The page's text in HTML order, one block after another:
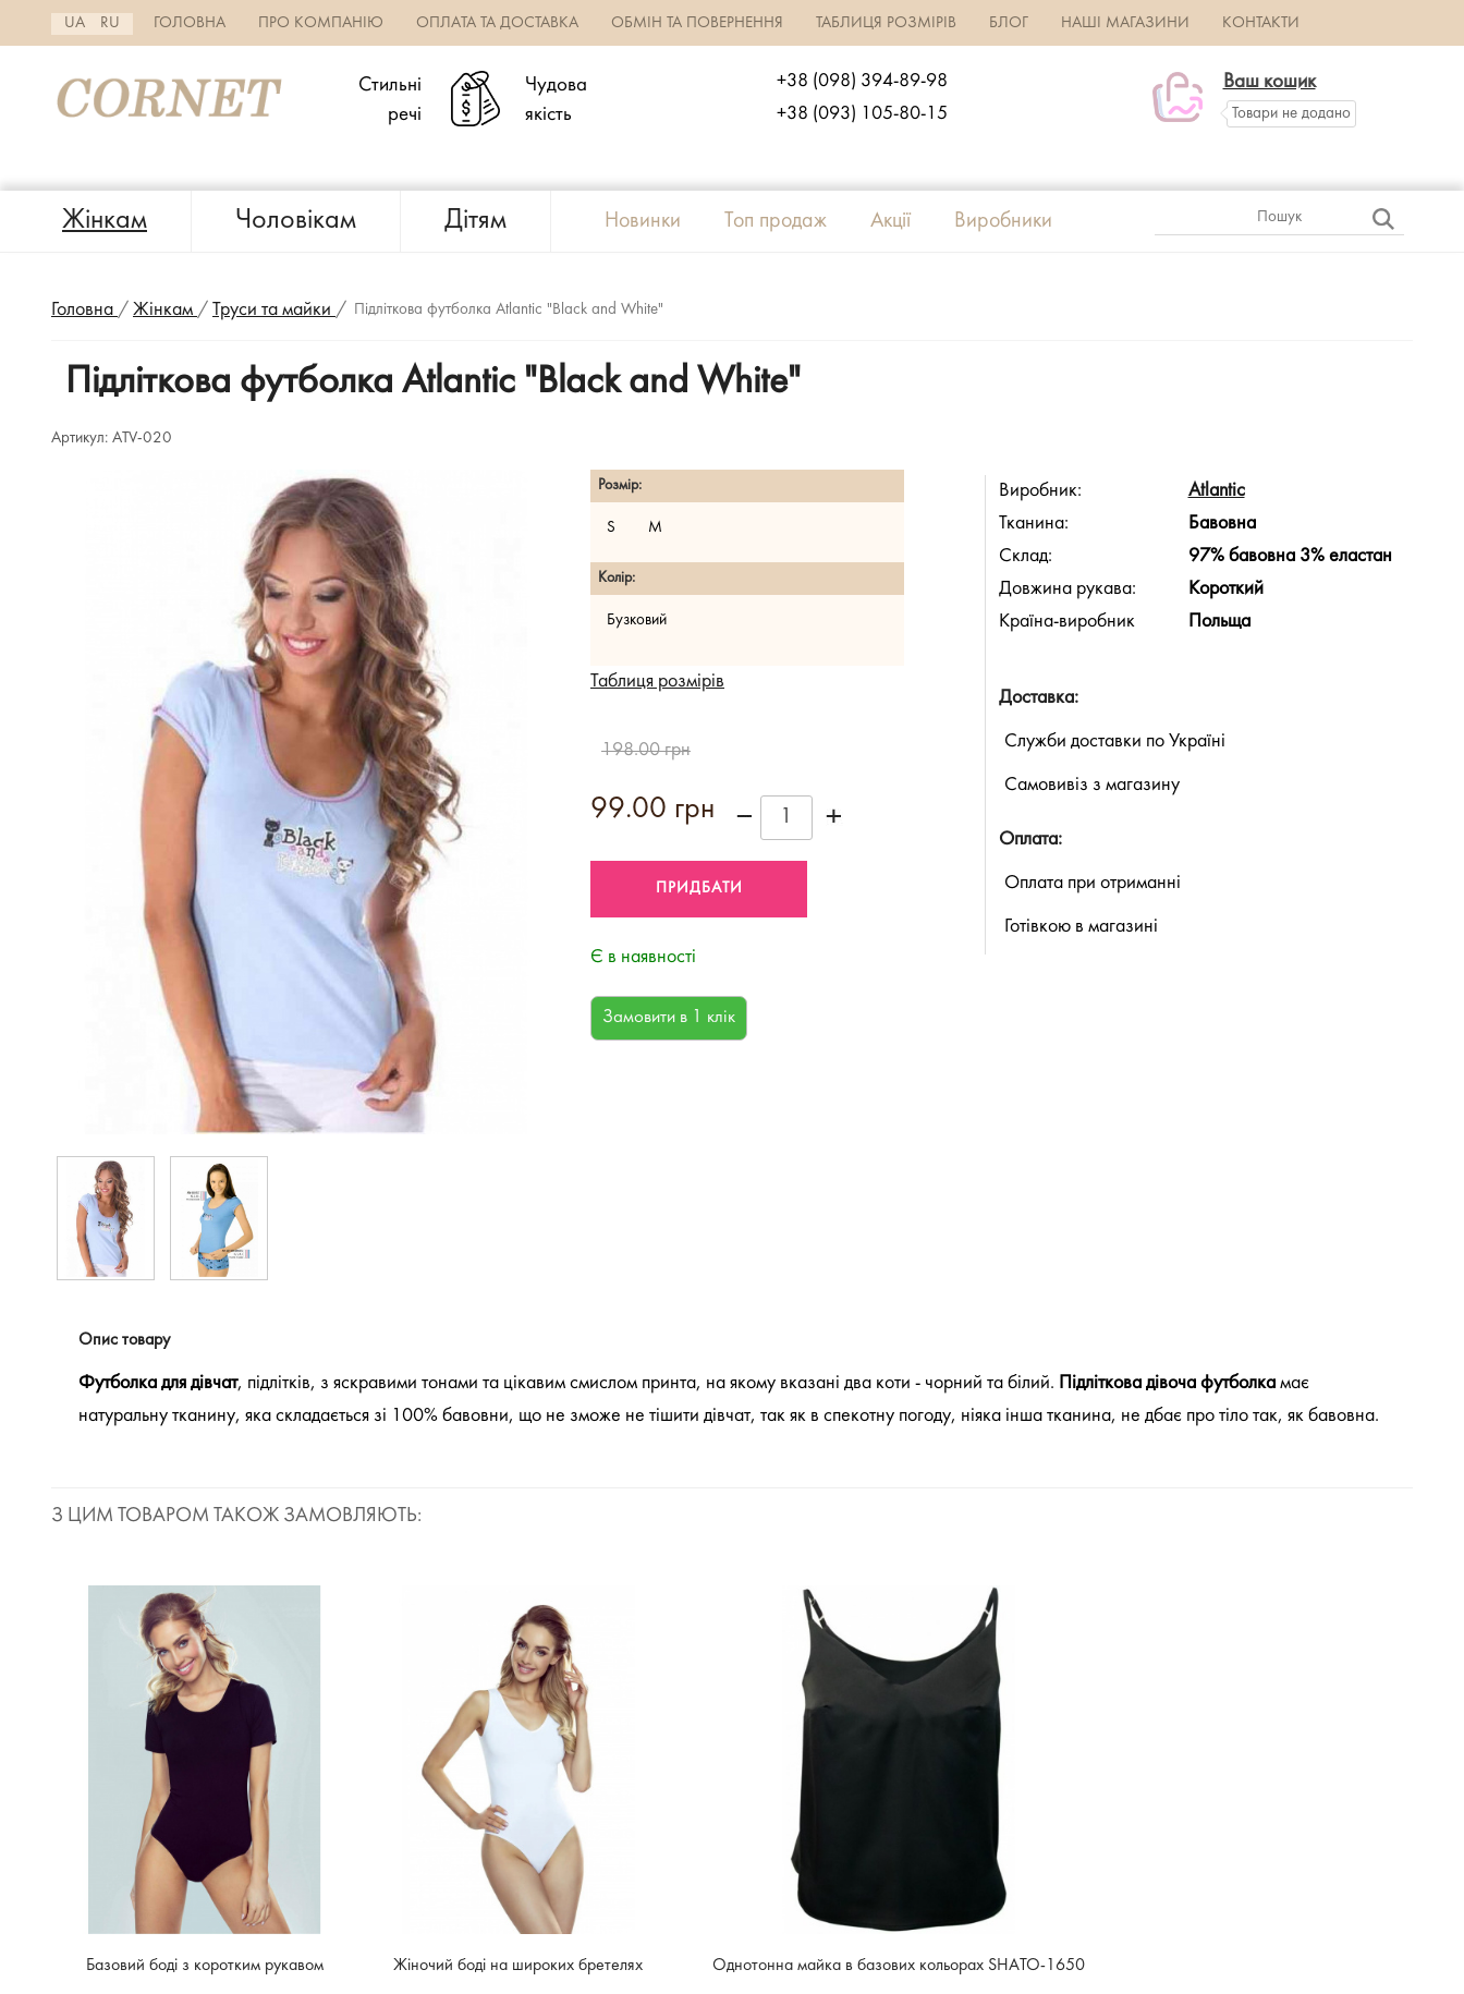
UA RU ГОЛОВНА ПРО КОМПАНІЮ ОПЛАТА ТА ДОСТАВКА ОБМІН ТА ПОВЕРНЕННЯ ТАБЛИЦЯ РОЗМІРІВ БЛОГ НАШІ МАГАЗИНИ КОНТАКТИ
Стильні
речі
Чудова
якість
+38 (098) 394-89-98
+38 (093) 105-80-15
Ваш кошик
Товари не додано
Жінкам Чоловікам Дітям Новинки Топ продаж Акції Виробники
Головна / Жінкам / Труси та майки / Підліткова футболка Atlantic "Black and White"
Підліткова футболка Atlantic "Black and White"
Артикул: ATV-020
Розмір:
S M
Колір:
Бузковий
Таблиця розмірів
198.00 грн
99.00 грн
Є в наявності
Виробник:
Atlantic
Тканина:
Бавовна
Склад:
97% бавовна 3% еластан
Довжина рукава:
Короткий
Країна-виробник
Польща
Доставка:
Служби доставки по Україні
Самовивіз з магазину
Оплата:
Оплата при отриманні
Готівкою в магазині
Опис товару
Футболка для дівчат, підлітків, з яскравими тонами та цікавим смислом принта, на якому вказані два коти - чорний та білий. Підліткова дівоча футболка має
натуральну тканину, яка складається зі 100% бавовни, що не зможе не тішити дівчат, так як в спекотну погоду, ніяка інша тканина, не дбає про тіло так, як бавовна.
З ЦИМ ТОВАРОМ ТАКОЖ ЗАМОВЛЯЮТЬ:
Базовий боді з коротким рукавом Жіночий боді на широких бретелях Однотонна майка в базових кольорах SHATO-1650